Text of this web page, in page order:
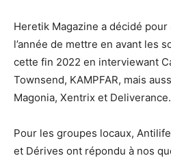
Heretik Magazine a décidé
l’année de mettre en avant les
cette fin 2022 en interviewant
Townsend, KAMPFAR, mais
Magonia, Xentrix et Deliverance.
Pour les groupes locaux,
et Dérives ont répondu à nos